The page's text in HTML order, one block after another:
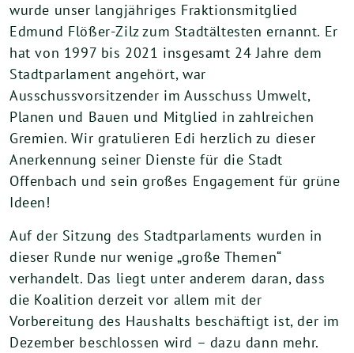
wurde unser langjähriges Fraktionsmitglied
Edmund Flößer-Zilz zum Stadtältesten ernannt. Er
hat von 1997 bis 2021 insgesamt 24 Jahre dem
Stadtparlament angehört, war
Ausschussvorsitzender im Ausschuss Umwelt,
Planen und Bauen und Mitglied in zahlreichen
Gremien. Wir gratulieren Edi herzlich zu dieser
Anerkennung seiner Dienste für die Stadt
Offenbach und sein großes Engagement für grüne
Ideen!
Auf der Sitzung des Stadtparlaments wurden in
dieser Runde nur wenige „große Themen“
verhandelt. Das liegt unter anderem daran, dass
die Koalition derzeit vor allem mit der
Vorbereitung des Haushalts beschäftigt ist, der im
Dezember beschlossen wird – dazu dann mehr.